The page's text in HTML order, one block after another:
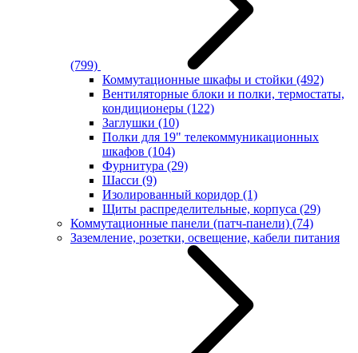
(799)
Коммутационные шкафы и стойки (492)
Вентиляторные блоки и полки, термостаты,
кондиционеры (122)
Заглушки (10)
Полки для 19" телекоммуникационных
шкафов (104)
Фурнитура (29)
Шасси (9)
Изолированный коридор (1)
Щиты распределительные, корпуса (29)
Коммутационные панели (патч-панели) (74)
Заземление, розетки, освещение, кабели питания